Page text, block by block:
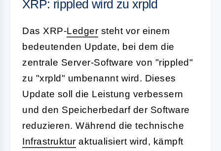
XRP: rippled wird zu xrpld
Das XRP-Ledger steht vor einem
bedeutenden Update, bei dem die
zentrale Server-Software von "rippled"
zu "xrpld" umbenannt wird. Dieses
Update soll die Leistung verbessern
und den Speicherbedarf der Software
reduzieren. Während die technische
Infrastruktur aktualisiert wird, kämpft